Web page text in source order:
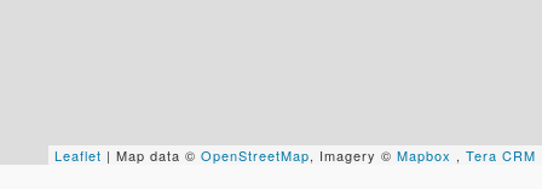
Leaflet | Map data © OpenStreetMap, Imagery © Mapbox , Tera CRM